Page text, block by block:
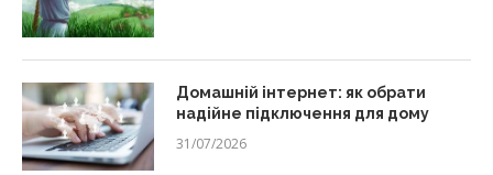
Домашній інтернет: як обрати
надійне підключення для дому
31/07/2026